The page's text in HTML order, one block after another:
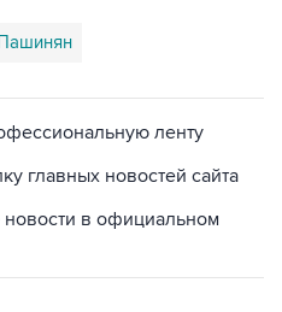
ленту
главных новостей сайта
в официальном